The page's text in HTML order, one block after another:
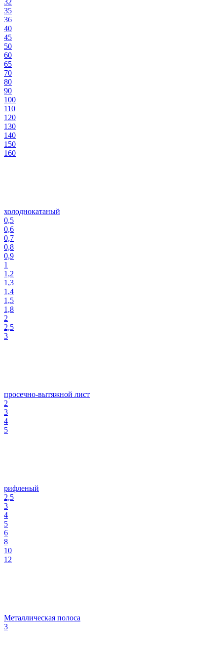
32
35
36
40
45
50
60
65
70
80
90
100
110
120
130
140
150
160
холоднокатаный
0,5
0,6
0,7
0,8
0,9
1
1,2
1,3
1,4
1,5
1,8
2
2,5
3
просечно-вытяжной лист
2
3
4
5
рифленый
2,5
3
4
5
6
8
10
12
Металлическая полоса
3